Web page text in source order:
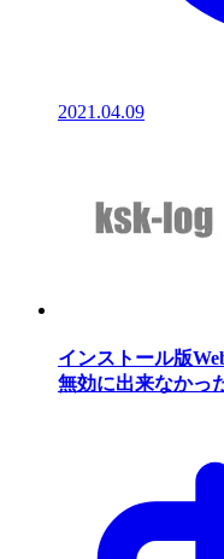
2021.04.09
インストール版
無効に出来なかっ